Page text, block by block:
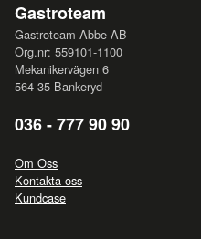
Gastroteam
Gastroteam Abbe AB
Org.nr: 559101-1100
Mekanikervägen 6
564 35 Bankeryd
036 - 777 90 90
Om Oss
Kontakta oss
Kundcase